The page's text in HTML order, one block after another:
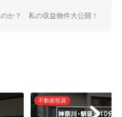
か？ 私の収益物件大公開！
不動産投資